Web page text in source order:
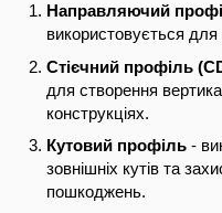
Направляючий
використовується для
Стієчний профіль
для створення
конструкціях.
Кутовий профіль -
зовнішніх кутів та
пошкоджень.